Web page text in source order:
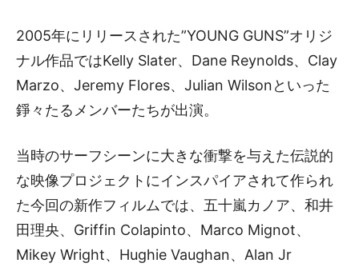
2005年にリリースされた”YOUNG GUNS”オリジ
ナル作品ではKelly Slater、Dane Reynolds、Clay
Marzo、Jeremy Flores、Julian Wilsonといった
錚々たるメンバーたちが出演。
当時のサーフシーンに大きな衝撃を与えた伝説的
な映像プロジェクトにインスパイアされて作られ
た今回の新作フィルムでは、五十嵐カノア、和井
田理央、Griffin Colapinto、Marco Mignot、
Mikey Wright、Hughie Vaughan、Alan Jr